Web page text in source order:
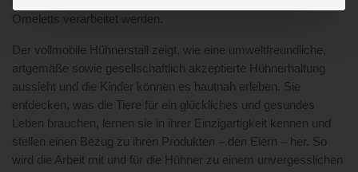
Omeletts verarbeitet werden.
Der vollmobile Hühnerstall zeigt, wie eine umweltfreundliche,
artgemäße sowie gesellschaftlich akzeptierte Hühnerhaltung
aussieht und die Kinder können es hautnah erleben. Sie
entdecken, was die Tiere für ein glückliches und gesundes
Leben brauchen, lernen sie in ihrer Einzigartigkeit kennen und
stellen einen Bezug zu ihren Produkten – den Eiern – her. So
wird die Arbeit mit und für die Hühner zu einem unvergesslichen